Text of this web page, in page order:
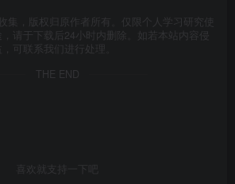
集，版权归原作者所有。仅限个人学习研究使
请于下载后24小时内删除。如若本站内容侵
可联系我们进行处理。
THE END
喜欢就支持一下吧